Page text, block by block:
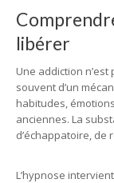
libérer
Une addiction
souvent d’un
habitudes,
anciennes. La
d’échappatoire, de
L’hypnose